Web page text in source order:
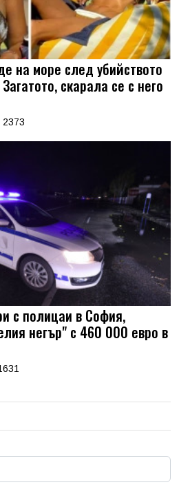
на море след убийството
скарала се с него
2373
с полицаи в София,
негър" с 460 000 евро в